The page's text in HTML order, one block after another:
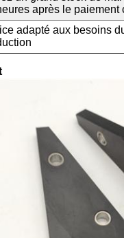
après le paiement
adapté aux besoins